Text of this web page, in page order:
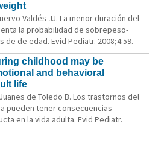
Valdés JJ. La menor duración del
la probabilidad de sobrepeso-
de edad. Evid Pediatr. 2008;4:59.
childhood may be
and behavioral
life
de Toledo B. Los trastornos del
pueden tener consecuencias
en la vida adulta. Evid Pediatr.